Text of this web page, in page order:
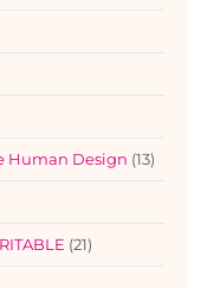
Human Design (13)
(21)